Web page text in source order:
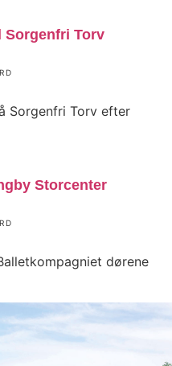
Sorgenfri Torv
Sorgenfri Torv efter
Storcenter
dørene